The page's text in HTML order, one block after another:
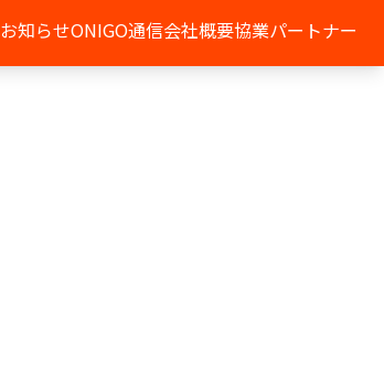
お知らせONIGO通信会社概要協業パートナー